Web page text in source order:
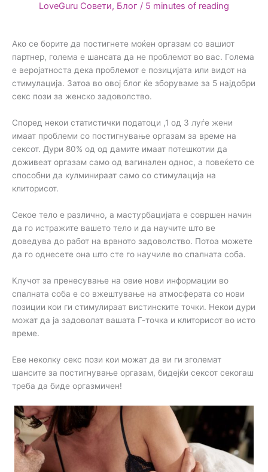
LoveGuru Совети, Блог / 5 minutes of reading
Ако се борите да постигнете моќен оргазам со вашиот
партнер, голема е шансата да не проблемот во вас. Голема
е веројатноста дека проблемот е позицијата или видот на
стимулација. Затоа во овој блог ќе зборуваме за 5 најдобри
секс пози за женско задоволство.
Според некои статистички податоци ,1 од 3 луѓе жени
имаат проблеми со постигнување оргазам за време на
сексот. Дури 80% од од дамите имаат потешкотии да
доживеат оргазам само од вагинален однос, а повеќето се
способни да кулминираат само со стимулација на
клиторисот.
Секое тело е различно, а мастурбацијата е совршен начин
да го истражите вашето тело и да научите што ве
доведува до работ на врвното задоволство. Потоа можете
да го однесете она што сте го научиле во спалната соба.
Клучот за пренесување на овие нови информации во
спалната соба е со вжештување на атмосферата со нови
позиции кои ги стимулираат вистинските точки. Некои дури
можат да ја задоволат вашата Г-точка и клиторисот во исто
време.
Еве неколку секс пози кои можат да ви ги зголемат
шансите за постигнување оргазам, бидејќи сексот секогаш
треба да биде оргазмичен!